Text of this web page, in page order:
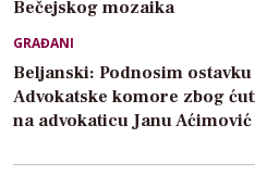
Bečejskog mozaika
GRAĐANI
Beljanski: Podnosim
Advokatske komore zbog
na advokaticu Janu